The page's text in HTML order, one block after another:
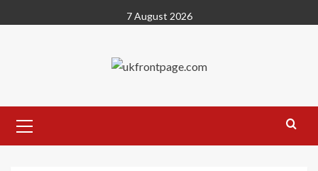
to
7 August 2026
Menu